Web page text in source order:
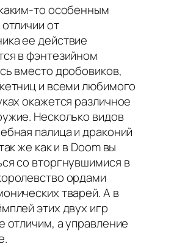
то особенным
от
ее действие
в фэнтезийном
вместо дробовиков,
и всеми любимого
окажется различное
Несколько видов
палица и драконий
же как и в Doom вы
со вторгнувшимися в
ордами
тварей. А в
этих двух игр
отличим, а управление